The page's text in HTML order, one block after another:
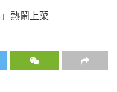
熱鬧上菜